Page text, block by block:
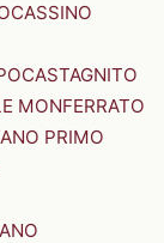
CASSINO
CASTAGNITO
MONFERRATO
PRIMO